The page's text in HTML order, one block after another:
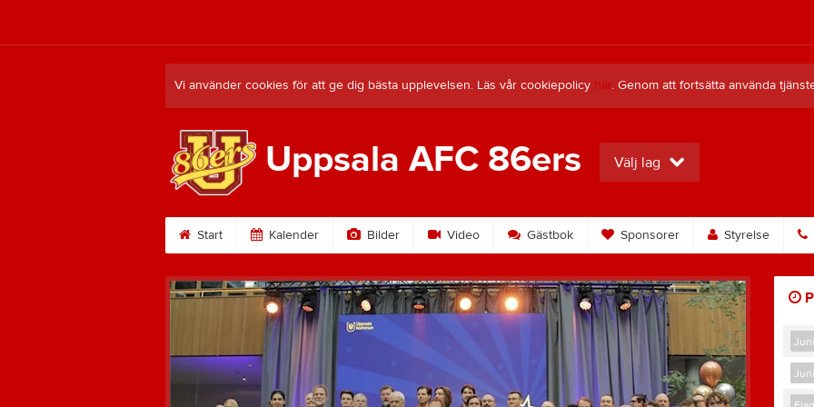
Vi använder cookies för att ge dig bästa upplevelsen. Läs vår cookiepolicy här. Genom att fortsätta använda
Uppsala AFC 86ers Välj lag
Start Kalender Bilder Video Gästbok Sponsorer Styrelse